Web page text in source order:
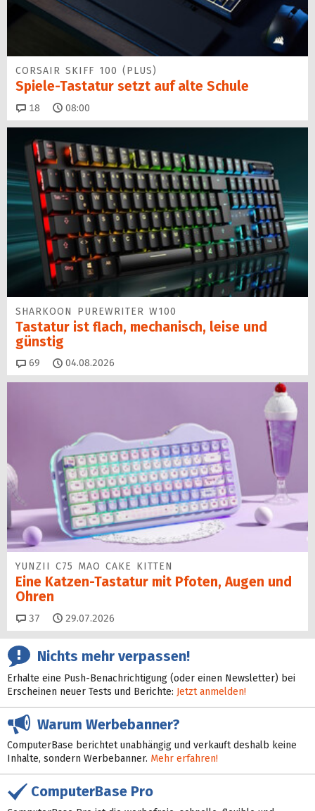
CORSAIR SKIFF 100 (PLUS)
Spiele-Tastatur setzt auf alte Schule
18 Kommentare
08:00
SHARKOON PUREWRITER W100
Tastatur ist flach, mechanisch, leise und
günstig
69 Kommentare
04.08.2026
YUNZII C75 MAO CAKE KITTEN
Eine Katzen-Tastatur mit Pfoten, Augen und
Ohren
37 Kommentare
29.07.2026
Nichts mehr verpassen!
Erhalte eine Push-Benachrichtigung (oder einen Newsletter) bei
Erscheinen neuer Tests und Berichte: Jetzt anmelden!
Warum Werbebanner?
ComputerBase berichtet unabhängig und verkauft deshalb keine
Inhalte, sondern Werbebanner. Mehr erfahren!
ComputerBase Pro